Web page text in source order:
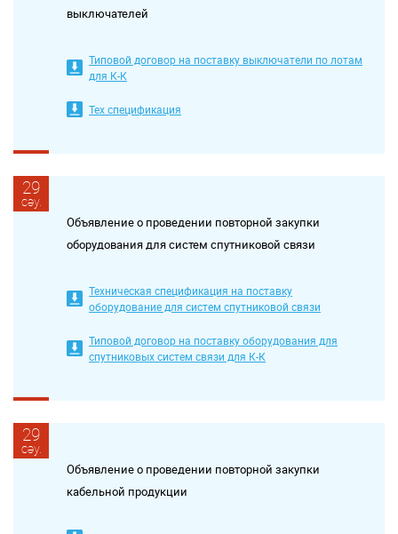
выключателей
Типовой договор на поставку выключатели по лотам
для К-К
Тех спецификация
29
сәу.
Объявление о проведении повторной закупки
оборудования для систем спутниковой связи
Техническая спецификация на поставку
оборудование для систем спутниковой связи
Типовой договор на поставку оборудования для
спутниковых систем связи для К-К
29
сәу.
Объявление о проведении повторной закупки
кабельной продукции